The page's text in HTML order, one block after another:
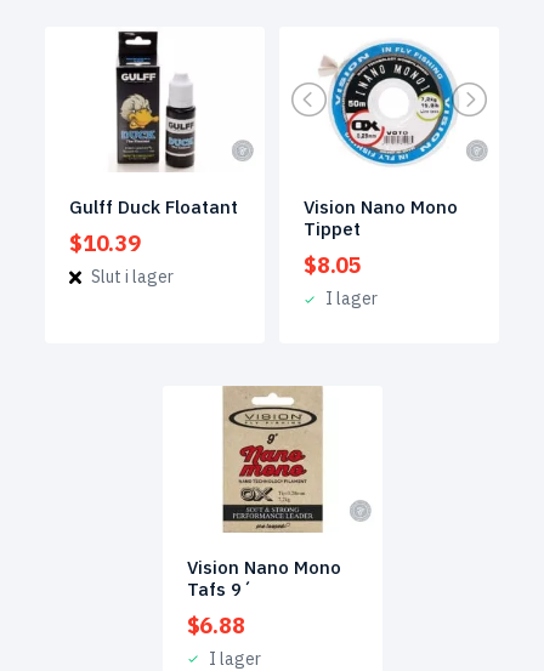
Gulff Duck Floatant
$10.39
Slut i lager
Vision Nano Mono
Tippet
$8.05
I lager
Vision Nano Mono
Tafs 9´
$6.88
I lager